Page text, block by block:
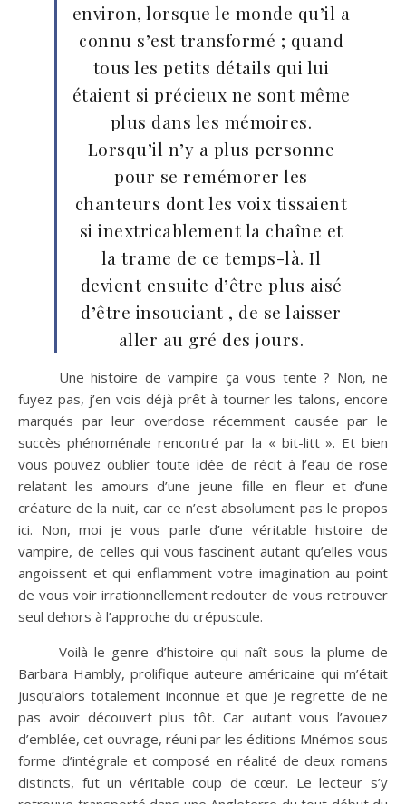
environ, lorsque le monde qu’il a
connu s’est transformé ; quand
tous les petits détails qui lui
étaient si précieux ne sont même
plus dans les mémoires.
Lorsqu’il n’y a plus personne
pour se remémorer les
chanteurs dont les voix tissaient
si inextricablement la chaîne et
la trame de ce temps-là. Il
devient ensuite d’être plus aisé
d’être insouciant , de se laisser
aller au gré des jours.
Une histoire de vampire ça vous tente ? Non, ne
fuyez pas, j’en vois déjà prêt à tourner les talons, encore
marqués par leur overdose récemment causée par le
succès phénoménale rencontré par la « bit-litt ». Et bien
vous pouvez oublier toute idée de récit à l’eau de rose
relatant les amours d’une jeune fille en fleur et d’une
créature de la nuit, car ce n’est absolument pas le propos
ici. Non, moi je vous parle d’une véritable histoire de
vampire, de celles qui vous fascinent autant qu’elles vous
angoissent et qui enflamment votre imagination au point
de vous voir irrationnellement redouter de vous retrouver
seul dehors à l’approche du crépuscule.
Voilà le genre d’histoire qui naît sous la plume de
Barbara Hambly, prolifique auteure américaine qui m’était
jusqu’alors totalement inconnue et que je regrette de ne
pas avoir découvert plus tôt. Car autant vous l’avouez
d’emblée, cet ouvrage, réuni par les éditions Mnémos sous
forme d’intégrale et composé en réalité de deux romans
distincts, fut un véritable coup de cœur. Le lecteur s’y